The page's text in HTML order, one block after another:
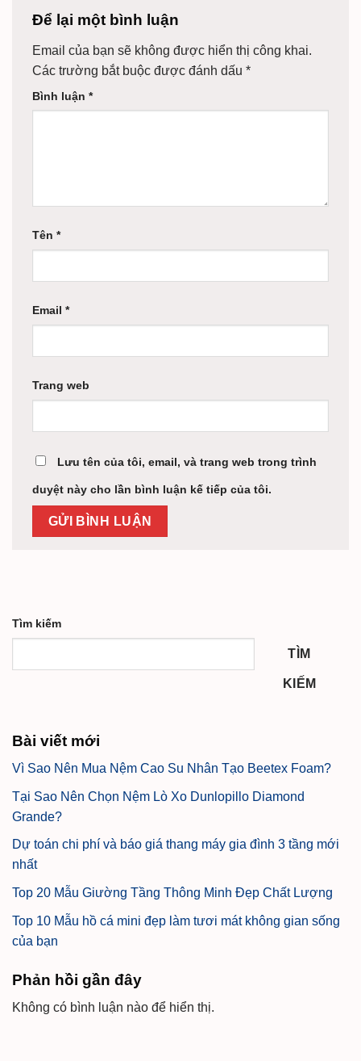
Để lại một bình luận
Email của bạn sẽ không được hiển thị công khai.
Các trường bắt buộc được đánh dấu *
Bình luận *
Tên *
Email *
Trang web
Lưu tên của tôi, email, và trang web trong trình
duyệt này cho lần bình luận kế tiếp của tôi.
Tìm kiếm
TÌM
KIẾM
Bài viết mới
Vì Sao Nên Mua Nệm Cao Su Nhân Tạo Beetex Foam?
Tại Sao Nên Chọn Nệm Lò Xo Dunlopillo Diamond
Grande?
Dự toán chi phí và báo giá thang máy gia đình 3 tầng mới
nhất
Top 20 Mẫu Giường Tầng Thông Minh Đẹp Chất Lượng
Top 10 Mẫu hồ cá mini đẹp làm tươi mát không gian sống
của bạn
Phản hồi gần đây
Không có bình luận nào để hiển thị.